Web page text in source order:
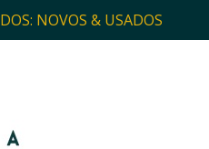
NOVOS & USADOS